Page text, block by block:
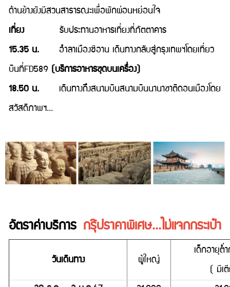
ด้านข้างยังมีสวนสาธารณะเพื่อพักผ่อนหย่อนใจ
เที่ยง
รับประทานอาหารเที่ยงที่ภัตตาคาร
15.35 น. อำลาเมืองซีอาน เดินทางกลับสู่กรุงเทพฯโดยเที่ยว
บินที่FD589 (บริการอาหารชุดบนเครื่อง)
18.50 น. เดินทางถึงสนามบินสนามบินนานาชาติดอนเมืองโดย
สวัสดิภาพฯ...
อัตราค่าบริการ กรุ๊ปราคาพิเศษ...ไม่แจกกระเป๋า
วันเดินทาง ผู้ใหญ่
เด็กอายุต่
( มีเ